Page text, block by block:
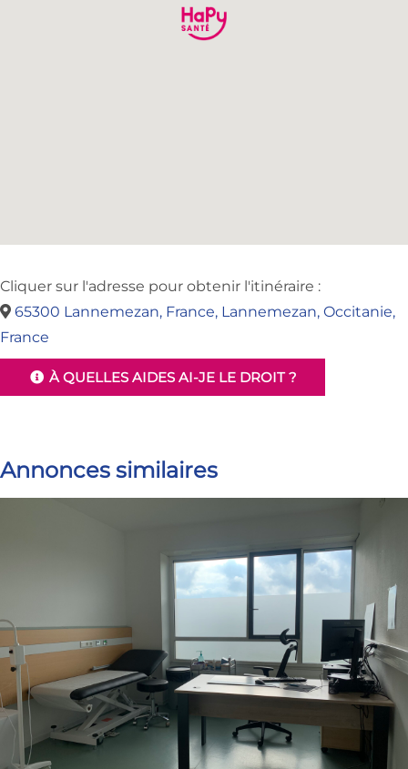
Cliquer sur l'adresse pour obtenir l'itinéraire :
65300 Lannemezan, France, Lannemezan, Occitanie,
France
À QUELLES AIDES AI-JE LE DROIT ?
Annonces similaires